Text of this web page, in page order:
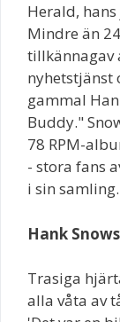
Herald,
Mindre än
tillkännagav
nyhetstjänst
gammal
Buddy."
78 RPM-
- stora fans
i sin samling.
Hank
Trasiga
alla våta av